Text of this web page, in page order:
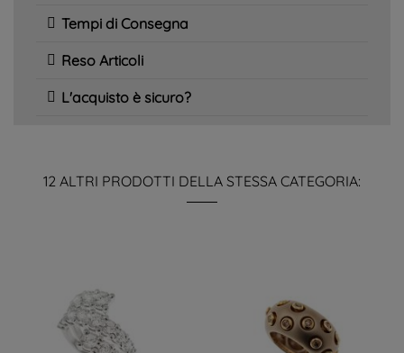
Tempi di Consegna
Reso Articoli
L'acquisto è sicuro?
12 ALTRI PRODOTTI DELLA STESSA CATEGORIA: